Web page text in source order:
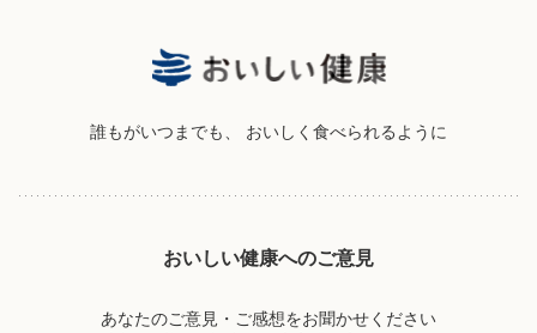
誰もがいつまでも、 おいしく食べられるように
おいしい健康へのご意見
あなたのご意見・ご感想をお聞かせください